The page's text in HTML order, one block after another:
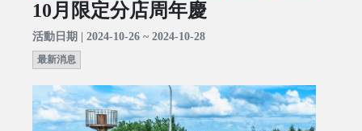
10月限定分店周年慶
活動日期 | 2024-10-26 ~ 2024-10-28
最新消息